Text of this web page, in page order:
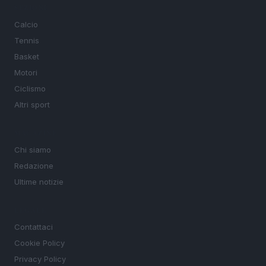
Calcio
Tennis
Basket
Motori
Ciclismo
Altri sport
Chi siamo
Redazione
Ultime notizie
Contattaci
Cookie Policy
Privacy Policy